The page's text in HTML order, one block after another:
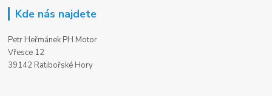
Kde nás najdete
Petr Heřmánek PH Motor
Vřesce 12
39142 Ratibořské Hory